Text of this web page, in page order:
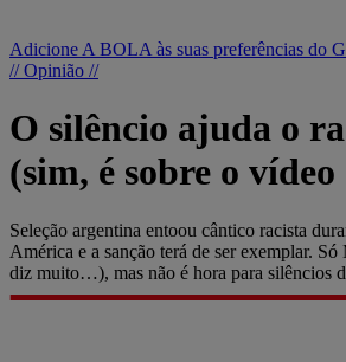
Adicione A BOLA às suas preferências do
// Opinião //
O silêncio ajuda o
(sim, é sobre o
Seleção argentina entoou cântico racista
América e a sanção terá de ser exemplar.
diz muito…), mas não é hora para silêncios